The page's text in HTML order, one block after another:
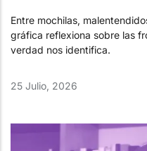
Entre mochilas,
gráfica reflexiona sobre las
verdad nos identifica.
25 Julio, 2026